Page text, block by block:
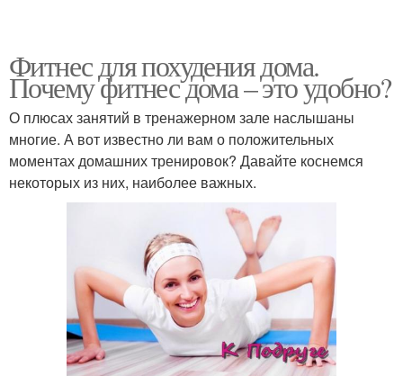
Фитнес для похудения дома.
Почему фитнес дома – это удобно?
О плюсах занятий в тренажерном зале наслышаны
многие. А вот известно ли вам о положительных
моментах домашних тренировок? Давайте коснемся
некоторых из них, наиболее важных.